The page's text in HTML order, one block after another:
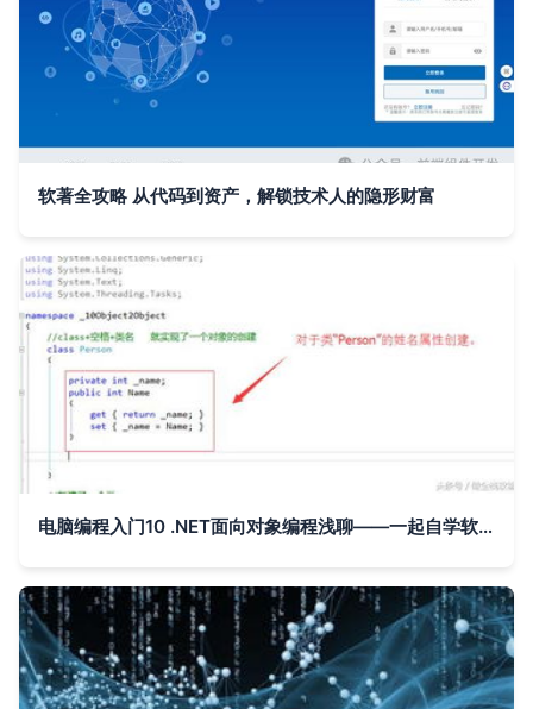
软著全攻略 从代码到资产，解锁技术人的隐形财富
电脑编程入门10 .NET面向对象编程浅聊——一起自学软件开发制作